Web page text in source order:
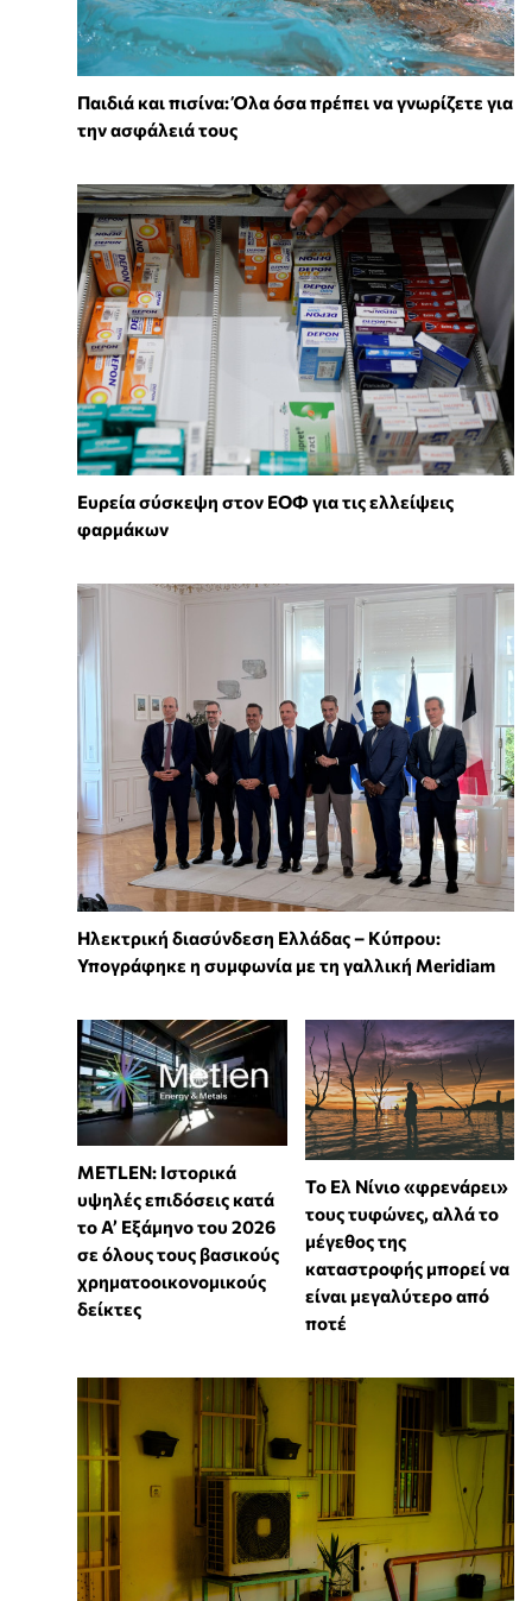
Παιδιά και πισίνα: Όλα όσα πρέπει να γνωρίζετε για
την ασφάλειά τους
Ευρεία σύσκεψη στον ΕΟΦ για τις ελλείψεις
φαρμάκων
Ηλεκτρική διασύνδεση Ελλάδας – Κύπρου:
Υπογράφηκε η συμφωνία με τη γαλλική Meridiam
METLEN: Ιστορικά
υψηλές επιδόσεις κατά
το Α’ Εξάμηνο του 2026
σε όλους τους βασικούς
χρηματοοικονομικούς
δείκτες
Το Ελ Νίνιο «φρενάρει»
τους τυφώνες, αλλά το
μέγεθος της
καταστροφής μπορεί να
είναι μεγαλύτερο από
ποτέ